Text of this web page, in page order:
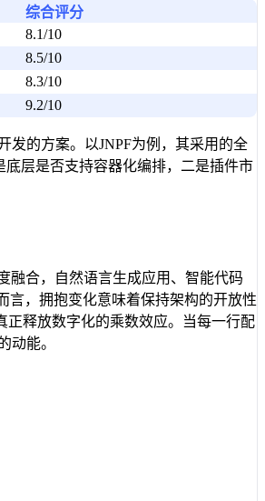
综合评分
8.1/10
8.5/10
8.3/10
9.2/10
发的方案。以JNPF为例，其采用的全
层是否支持容器化编排，二是插件市
融合，自然语言生成应用、智能代码
言，拥抱变化意味着保持架构的开放性
正释放数字化的乘数效应。当每一行配
动能。